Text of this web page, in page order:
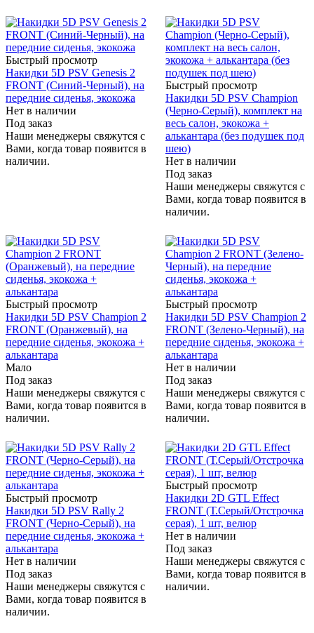
Быстрый просмотр
Накидки 5D PSV Genesis 2
FRONT (Синий-Черный), на
передние сиденья, экокожа
Нет в наличии
Под заказ
Наши менеджеры свяжутся с
Вами, когда товар появится в
наличии.
Быстрый просмотр
Накидки 5D PSV Champion
(Черно-Серый), комплект на
весь салон, экокожа +
алькантара (без подушек под
шею)
Нет в наличии
Под заказ
Наши менеджеры свяжутся с
Вами, когда товар появится в
наличии.
Быстрый просмотр
Накидки 5D PSV Champion 2
FRONT (Оранжевый), на
передние сиденья, экокожа +
алькантара
Мало
Под заказ
Наши менеджеры свяжутся с
Вами, когда товар появится в
наличии.
Быстрый просмотр
Накидки 5D PSV Champion 2
FRONT (Зелено-Черный), на
передние сиденья, экокожа +
алькантара
Нет в наличии
Под заказ
Наши менеджеры свяжутся с
Вами, когда товар появится в
наличии.
Быстрый просмотр
Накидки 5D PSV Rally 2
FRONT (Черно-Серый), на
передние сиденья, экокожа +
алькантара
Нет в наличии
Под заказ
Наши менеджеры свяжутся с
Вами, когда товар появится в
наличии.
Быстрый просмотр
Накидки 2D GTL Effect
FRONT (Т.Серый/Отстрочка
серая), 1 шт, велюр
Нет в наличии
Под заказ
Наши менеджеры свяжутся с
Вами, когда товар появится в
наличии.